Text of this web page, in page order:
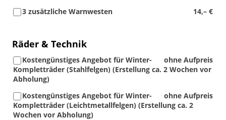
14,– €
3 zusätzliche Warnwesten
Räder & Technik
ohne Aufpreis
Kostengünstiges Angebot für Winter-
Kompletträder (Stahlfelgen) (Erstellung ca. 2 Wochen vor
Abholung)
ohne Aufpreis
Kostengünstiges Angebot für Winter-
Kompletträder (Leichtmetallfelgen) (Erstellung ca. 2
Wochen vor Abholung)